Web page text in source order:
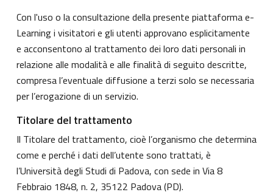
Con l'uso o la consultazione della presente piattaforma e-
Learning i visitatori e gli utenti approvano esplicitamente
e acconsentono al trattamento dei loro dati personali in
relazione alle modalità e alle finalità di seguito descritte,
compresa l’eventuale diffusione a terzi solo se necessaria
per l’erogazione di un servizio.
Titolare del trattamento
Il Titolare del trattamento, cioè l’organismo che determina
come e perché i dati dell’utente sono trattati, è
l’Università degli Studi di Padova, con sede in Via 8
Febbraio 1848, n. 2, 35122 Padova (PD).